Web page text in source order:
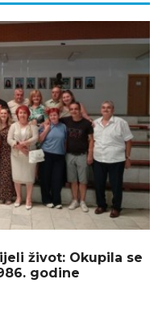
život: Okupila se
godine